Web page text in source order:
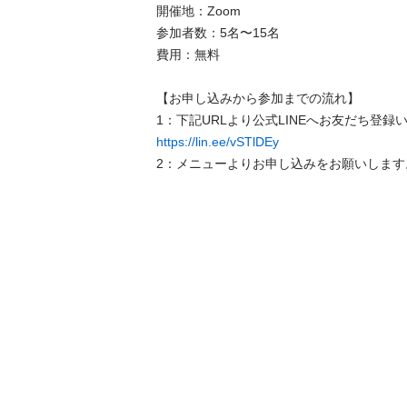
開催地：Zoom
参加者数：5名〜15名
費用：無料
【お申し込みから参加までの流れ】
https://lin.ee/vSTlDEy
2：メニューよりお申し込みをお願いしま